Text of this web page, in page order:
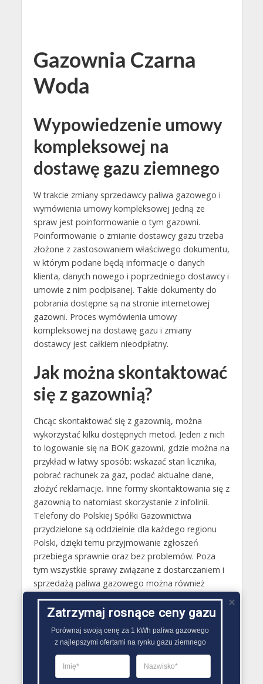
Gazownia Czarna
Woda
Wypowiedzenie umowy
kompleksowej na
dostawę gazu ziemnego
W trakcie zmiany sprzedawcy paliwa gazowego i
wymówienia umowy kompleksowej jedną ze
spraw jest poinformowanie o tym gazowni.
Poinformowanie o zmianie dostawcy gazu trzeba
złożone z zastosowaniem właściwego dokumentu,
w którym podane będą informacje o danych
klienta, danych nowego i poprzedniego dostawcy i
umowie z nim podpisanej. Takie dokumenty do
pobrania dostępne są na stronie internetowej
gazowni. Proces wymówienia umowy
kompleksowej na dostawę gazu i zmiany
dostawcy jest całkiem nieodpłatny.
Jak można skontaktować
się z gazownią?
Chcąc skontaktować się z gazownią, można
wykorzystać kilku dostępnych metod. Jeden z nich
to logowanie się na BOK gazowni, gdzie można na
przykład w łatwy sposób: wskazać stan licznika,
pobrać rachunek za gaz, podać aktualne dane,
złożyć reklamacje. Inne formy skontaktowania się z
gazownią to natomiast skorzystanie z infolinii.
Telefony do Polskiej Spółki Gazownictwa
przydzielone są oddzielnie dla każdego regionu
Polski, dzięki temu przyjmowanie zgłoszeń
przebiega sprawnie oraz bez problemów. Poza
tym wszystkie sprawy związane z dostarczaniem i
sprzedażą paliwa gazowego można również
załatwić stacjonarnie w jednym z placówek obsługi
klienta Polskiej Spółki Gazownictwa.
Gazy techniczne Czarna Woda
Butle gazowe Czarna Woda
Gaz płynny Czarna Woda
Zatrzymaj rosnące ceny gazu
Porównaj swoją cenę za 1 kWh paliwa gazowego
z najlepszymi ofertami na rynku gazu ziemnego